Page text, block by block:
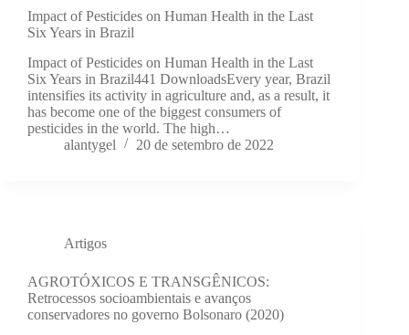
Impact of Pesticides on Human Health in the Last
Six Years in Brazil
Impact of Pesticides on Human Health in the Last
Six Years in Brazil441 DownloadsEvery year, Brazil
intensifies its activity in agriculture and, as a result, it
has become one of the biggest consumers of
pesticides in the world. The high…
alantygel
20 de setembro de 2022
Artigos
AGROTÓXICOS E TRANSGÊNICOS:
Retrocessos socioambientais e avanços
conservadores no governo Bolsonaro (2020)